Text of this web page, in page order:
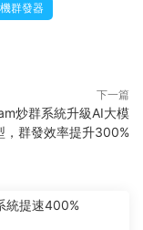
群發器
下一篇
炒群系統升級AI大模
，群發效率提升300%
統提速400%